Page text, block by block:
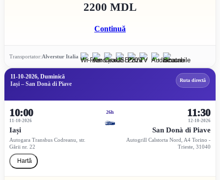
2200 MDL
Continuă
Transportator:Alverstur Italia
11-10-2026, Duminică
Iași – San Donà di Piave
Ruta directă
10:00
11-10-2026
Iași
Autogara Transbus Codreanu, str.
Gării nr. 22
Hartă
26h
12-10-2026
11:30
San Donà di Piave
Autogrill Calstorta Nord, A4 Torino -
Trieste, 31040